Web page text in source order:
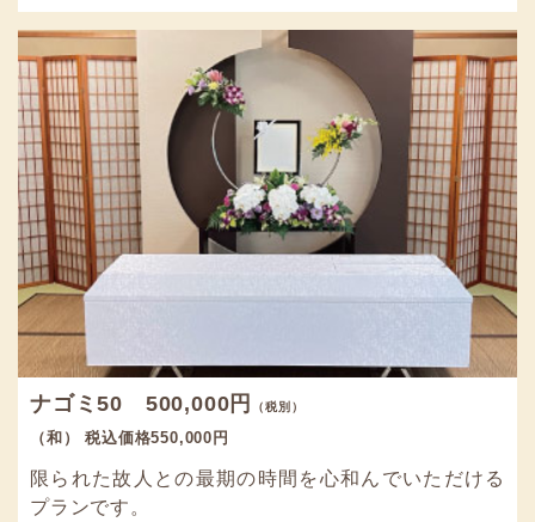
ナゴミ50 500,000円 （税別）
（和） 税込価格550,000円
限られた故人との最期の時間を心和んでいただける
プランです。